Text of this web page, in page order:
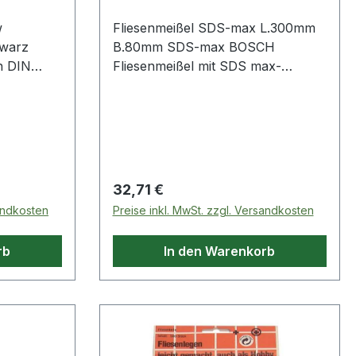
DIN
Mikro-
·
und
Fliesenmeißel SDS-max L.300mm
B.80mm SDS-max BOSCH
Fliesenmeißel mit SDS max-
max ist für das normale Entfernen
von Wand- und Bodenfliesen
ausgelegt. Di
Regulärer Preis:
32,71 €
Preise inkl. MwSt. zzgl. Versandkosten
In den Warenkorb